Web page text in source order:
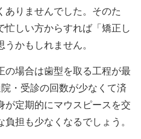
ありませんでした。そのた
忙しい方からすれば「矯正し
かもしれません。
の場合は歯型を取る工程が最
・受診の回数が少なくて済
が定期的にマウスピースを交
担も少なくなるでしょう。